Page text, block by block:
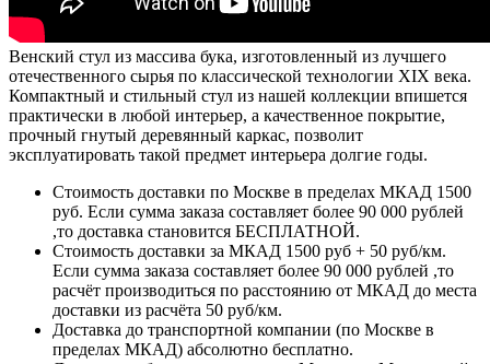
Венский стул из массива бука, изготовленный из лучшего
отечественного сырья по классической технологии XIX века.
Компактный и стильный стул из нашей коллекции впишется
практически в любой интерьер, а качественное покрытие,
прочный гнутый деревянный каркас, позволит
эксплуатировать такой предмет интерьера долгие годы.
Стоимость доставки по Москве в пределах МКАД 1500
руб. Если сумма заказа составляет более 90 000 рублей
,то доставка становится БЕСПЛАТНОЙ.
Стоимость доставки за МКАД 1500 руб + 50 руб/км.
Если сумма заказа составляет более 90 000 рублей ,то
расчёт производиться по расстоянию от МКАД до места
доставки из расчёта 50 руб/км.
Доставка до транспортной компании (по Москве в
пределах МКАД) абсолютно бесплатно.